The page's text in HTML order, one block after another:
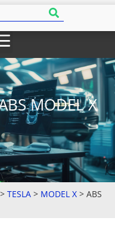
MODEL X
> TESLA > MODEL X > ABS